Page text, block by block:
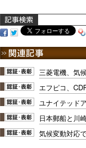
三菱電機、気
エフピコ、
ユナイテッド
日本郵船と川
気候変動対応